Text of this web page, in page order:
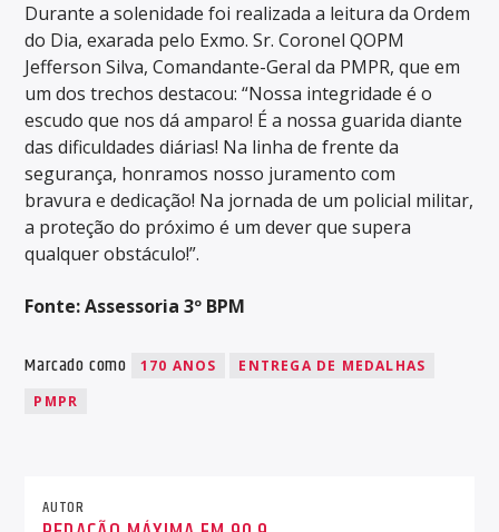
Durante a solenidade foi realizada a leitura da Ordem
do Dia, exarada pelo Exmo. Sr. Coronel QOPM
Jefferson Silva, Comandante-Geral da PMPR, que em
um dos trechos destacou: “Nossa integridade é o
escudo que nos dá amparo! É a nossa guarida diante
das dificuldades diárias! Na linha de frente da
segurança, honramos nosso juramento com
bravura e dedicação! Na jornada de um policial militar,
a proteção do próximo é um dever que supera
qualquer obstáculo!”.
Fonte: Assessoria 3º BPM
Marcado como 170 ANOS
ENTREGA DE MEDALHAS
PMPR
AUTOR